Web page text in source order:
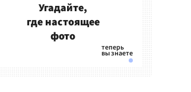
Угадайте,
где настоящее
фото